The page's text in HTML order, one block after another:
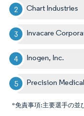
Chart Industries
Invacare
Inogen, Inc.
Precision Medical
*免責事項:主要選手の並